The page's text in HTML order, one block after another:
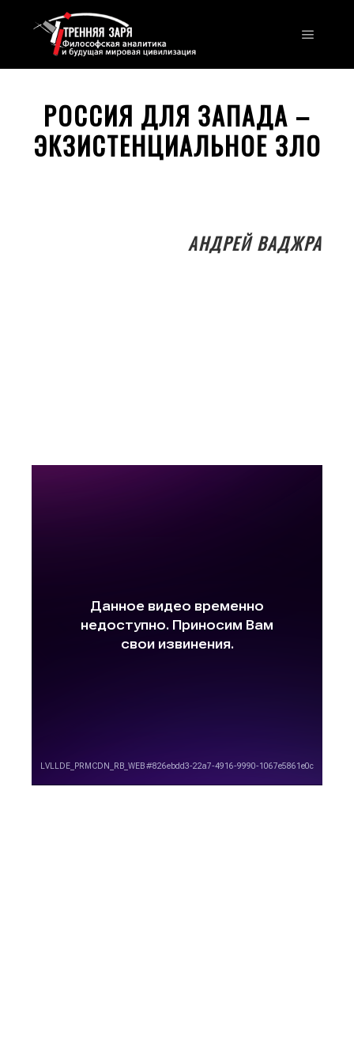
РОССИЯ ДЛЯ ЗАПАДА –
ЭКЗИСТЕНЦИАЛЬНОЕ ЗЛО
АНДРЕЙ ВАДЖРА